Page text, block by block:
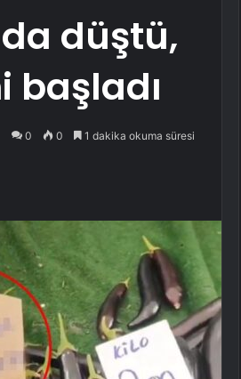
düştü,
başladı
0 0 1 dakika okuma süresi